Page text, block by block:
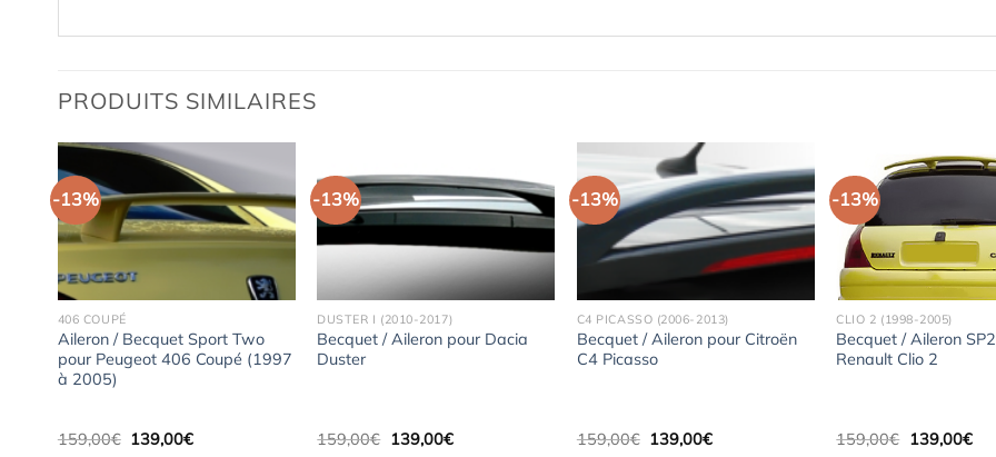
PRODUITS SIMILAIRES
-13%
406 COUPÉ
Aileron / Becquet Sport Two
pour Peugeot 406 Coupé (1997
à 2005)
159,00€ Le
139,00€Le
-13%
DUSTER I (2010-2017)
Becquet / Aileron pour Dacia
Duster
159,00€ Le
139,00€Le
-13%
C4 PICASSO (2006-2013)
Becquet / Aileron pour Citroën
C4 Picasso
159,00€ Le
139,00€Le
-13%
CLIO 2 (1998-2005)
Becquet / Aileron
Renault Clio 2
159,00€ Le
139,00€Le